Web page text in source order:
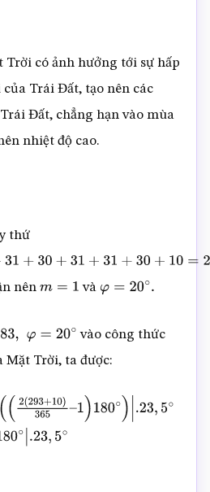
Trời có ảnh hưởng tới sự hấp
Trái Đất, tạo nên các
Đất, chẳng hạn vào mùa
nhiệt độ cao.
thứ
+31 + 31+ 30 +10 =
283
nên m=1 và φ=20∘.
20∘
vào công thức
Mặt Trời, ta được:
∘–| cos(( 2(293